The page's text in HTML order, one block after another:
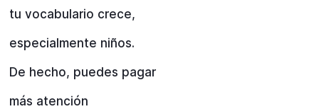
tu vocabulario crece,
especialmente niños.
De hecho, puedes pagar
más atención